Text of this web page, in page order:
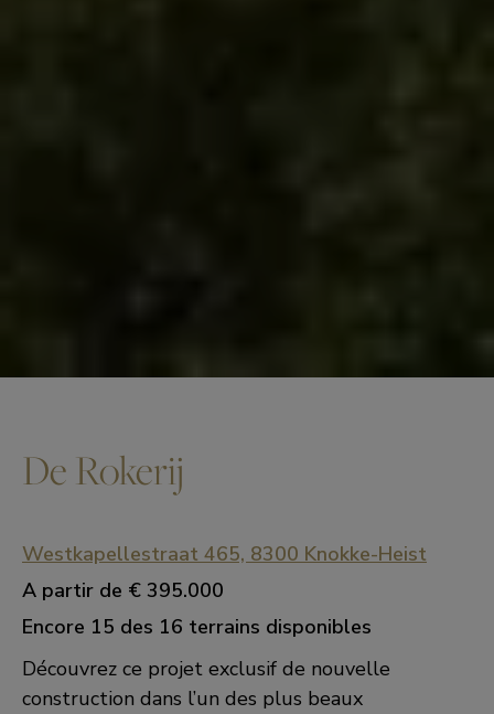
De Rokerij
Westkapellestraat 465, 8300 Knokke-Heist
A partir de € 395.000
Encore 15 des 16 terrains disponibles
Découvrez ce projet exclusif de nouvelle
construction dans l’un des plus beaux